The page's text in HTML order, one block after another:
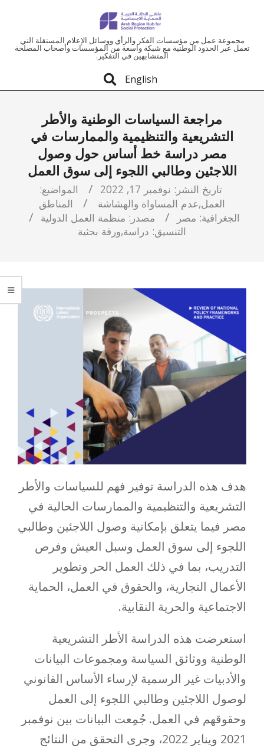
ملتقى
العربية
للحماية
الاجتماعية
مجموعة عمل من مؤسسات الفكر والرأي ووسائل الإعلام المستقلة التي
تعمل عبر الحدود الوطنية مع شبكة واسعة من المؤسسات وأصحاب المصلحة
المتشابهين في التفكير.
English
مراجعة السياسات الوطنية والأطر
التشريعية والتنظيمية والممارسات في
مصر دراسة خط أساس حول وصول
اللاجئين وطالبي اللجوء إلى سوق العمل
تاريخ النشر: نوفمبر 17, 2022
المواضيع:
العمل,عدم المساواة والهشاشة
المناطق
الجغرافية: مصر مصدر: منظمة العمل الدولية
التنسيق: دراسة,ورقة بحثية
هدف هذه الدراسة توفير فهم للسياسات والأطر
التشريعية والتنظيمية والممارسات الحالية في
مصر فيما يتعلق بإمكانية وصول اللاجئين وطالبي
اللجوء إلى سوق العمل وسبل العيش وفرص
التدريب، بما في ذلك العمل الحر وتطوير
الأعمال التجارية، والحقوق في العمل، الحماية
الاجتماعية والحرية النقابية.
استعرضت هذه الدراسة الأطر التشريعية
الوطنية ووثائق السياسة ومجموعات البيانات
والأدبيات غير الرسمية لإرساء الأساس القانوني
لوصول اللاجئين وطالبي اللجوء إلى العمل
وحقوقهم في العمل. جُمِعت البيانات بين نوفمبر
2021 ويناير 2022، وجرى التحقق من النتائج